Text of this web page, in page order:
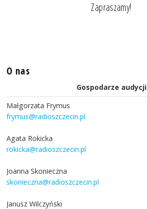
Zapraszamy!
O nas
Gospodarze audycji
Małgorzata Frymus
frymus@radioszczecin.pl
Agata Rokicka
rokicka@radioszczecin.pl
Joanna Skonieczna
skonieczna@radioszczecin.pl
Janusz Wilczyński